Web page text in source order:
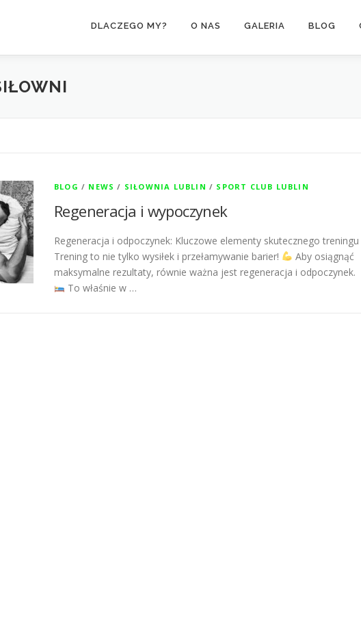
DLACZEGO MY? O NAS GALERIA BLOG
BLOG / NEWS / SIŁOWNIA LUBLIN / SPORT CLUB LUBLIN
Regeneracja i wypoczynek
Regeneracja i odpoczynek: Kluczowe elementy skutecznego treningu
Trening to nie tylko wysiłek i przełamywanie barier!
Aby osiągnąć
maksymalne rezultaty, równie ważna jest regeneracja i odpoczynek.
To właśnie w …